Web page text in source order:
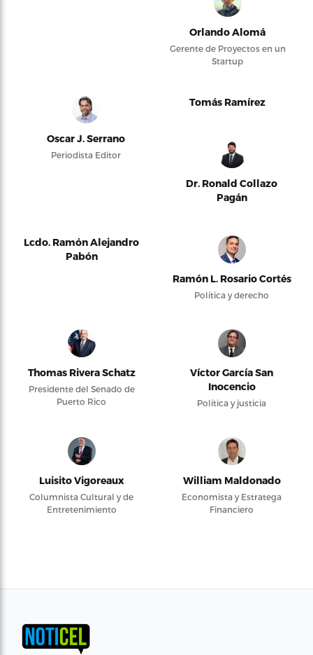
Orlando Alomá
Gerente de Proyectos en un
Startup
Oscar J. Serrano
Periodista Editor
Tomás Ramírez
Dr. Ronald Collazo
Pagán
Lcdo. Ramón Alejandro
Pabón
Ramón L. Rosario Cortés
Política y derecho
Thomas Rivera Schatz
Presidente del Senado de
Puerto Rico
Víctor García San
Inocencio
Política y justicia
Luisito Vigoreaux
Columnista Cultural y de
Entretenimiento
William Maldonado
Economista y Estratega
Financiero